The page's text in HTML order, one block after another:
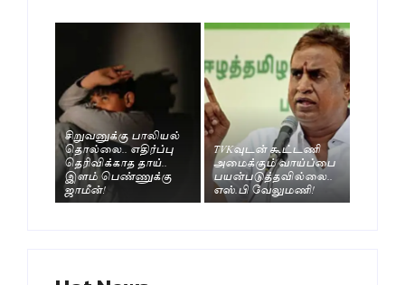
சிறுவனுக்கு பாலியல்
தொல்லை.. எதிர்ப்பு
தெரிவிக்காத தாய்..
இளம் பெண்ணுக்கு
ஜாமீன்!
TVKவுடன் கூட்டணி
அமைக்கும் வாய்ப்பை
பயன்படுத்தவில்லை..
எஸ்.பி வேலுமணி!